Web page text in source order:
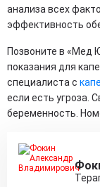
анализа всех
эффективность
Позвоните в «Мед
показания для
специалиста с
если есть угроза.
беременность.